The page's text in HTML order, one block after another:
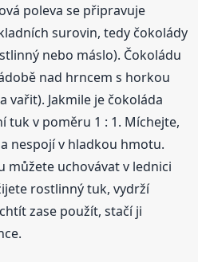
poleva se připravuje
surovin, tedy čokolády
nebo máslo). Čokoládu
nad hrncem s horkou
vařit). Jakmile je čokoláda
tuk v poměru 1 : 1. Míchejte,
nespojí v hladkou hmotu.
můžete uchovávat v lednici
rostlinný tuk, vydrží
zase použít, stačí ji